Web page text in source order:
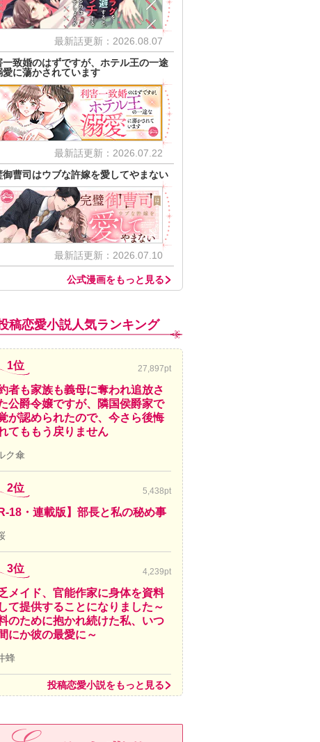
最新話更新：2026.08.07
一致婚のはずですが、ホテル王の一途
愛に蕩かされています
最新話更新：2026.07.22
御曹司はウブな許嫁を愛してやまない
最新話更新：2026.07.10
公式漫画をもっと見る
稿恋愛小説人気ランキング
1位 27,897pt
者も家族も義母に奪われ追放さ
公爵令嬢ですが、隣国侯爵家で
が認められたので、今さら後悔
てももう戻りません
ク傘
2位 5,438pt
R-18・連載版】部長と私の秘め事
3位 4,239pt
メイド、官能作家に身体を資料
て提供することになりました～
のために抱かれ続けた私、いつ
にか彼の最愛に～
蜂
投稿恋愛小説をもっと見る